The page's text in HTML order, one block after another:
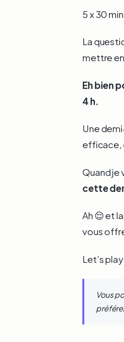
5 x 30
La
mettre
Eh bien
4 h.
Une
efficace,
Quand je
cette
Ah 😌 et
vous
Let’s
Vous